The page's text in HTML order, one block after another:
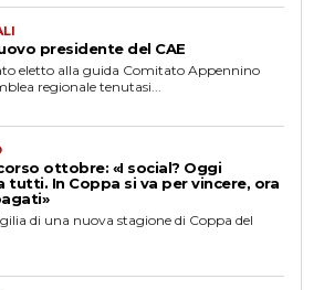
presidente del CAE
eletto alla guida Comitato Appennino
regionale tenutasi...
ottobre: «I social? Oggi
tutti. In Coppa si va per vincere, ora
di una nuova stagione di Coppa del